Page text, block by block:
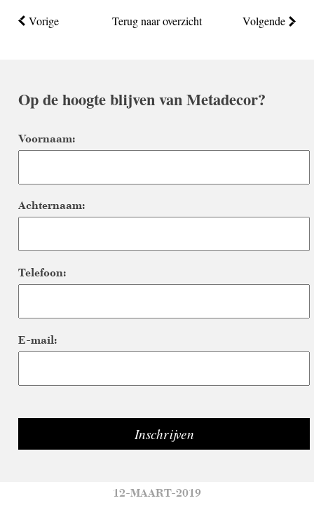
Vorige Terug naar overzicht Volgende
Op de hoogte blijven van Metadecor?
Voornaam:
Achternaam:
Telefoon:
E-mail:
12-MAART-2019